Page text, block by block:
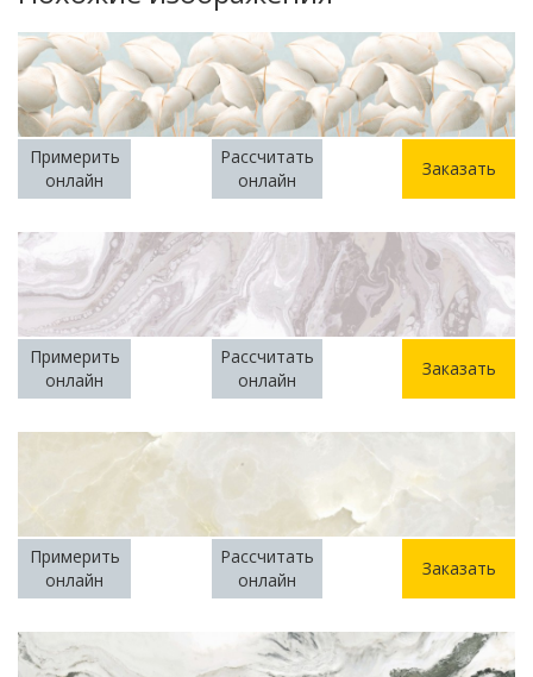
Примерить
онлайн
Рассчитать
онлайн
Заказать
Примерить
онлайн
Рассчитать
онлайн
Заказать
Примерить
онлайн
Рассчитать
онлайн
Заказать